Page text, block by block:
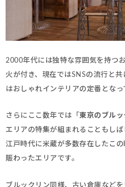
2000年代には独特な雰囲気を持つ
火が付き、現在ではSNSの流行と共
はおしゃれインテリアの定番となっ
さらにここ数年では「東京のブルッ
エリアの特集が組まれることもしば
江戸時代に米蔵が多数存在したこ
賑わったエリアです。
ブルックリン同様、古い倉庫など